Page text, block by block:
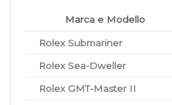
Marca e Modello
Rolex Submariner
Rolex Sea-Dweller
Rolex GMT-Master II